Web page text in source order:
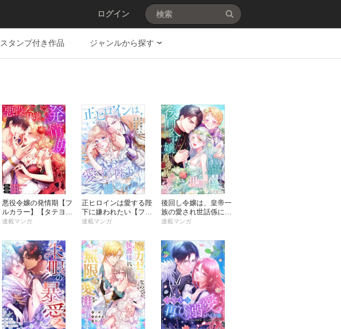
ログイン
スタンプ付き作品 ジャンルから探す
悪役令嬢の発情期【フ
ルカラー】【タテヨ
ミ】
連載マンガ
正ヒロインは愛する陛
下に嫌われたい【フル
カラー】【タテヨミ】
連載マンガ
後回し令嬢は、皇帝一
族の愛され世話係にな
りました【フルカラ
連載マンガ